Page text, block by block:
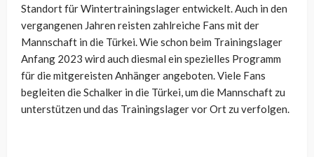
Standort für Wintertrainingslager entwickelt. Auch in den
vergangenen Jahren reisten zahlreiche Fans mit der
Mannschaft in die Türkei. Wie schon beim Trainingslager
Anfang 2023 wird auch diesmal ein spezielles Programm
für die mitgereisten Anhänger angeboten. Viele Fans
begleiten die Schalker in die Türkei, um die Mannschaft zu
unterstützen und das Trainingslager vor Ort zu verfolgen.